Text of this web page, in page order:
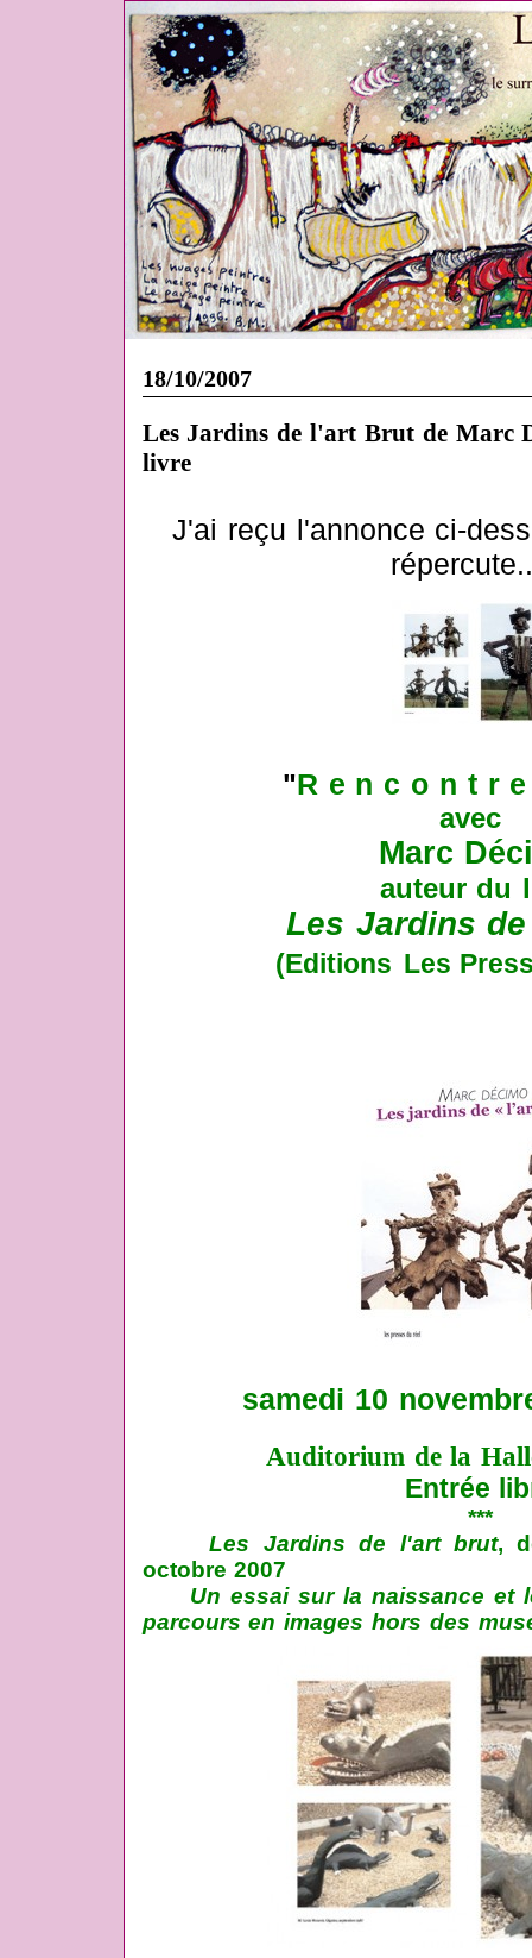
18/10/2007
Les Jardins de l'art Brut de Marc
livre
J'ai reçu l'annonce ci-
"R e n c o n t r e
avec
Marc
auteur du
Les Jardins
(Editions Les
samedi 10
Auditorium de la
Entrée
***
Les Jardins de l'art brut,
octobre 2007
Un essai sur la naissance et
parcours en images hors des